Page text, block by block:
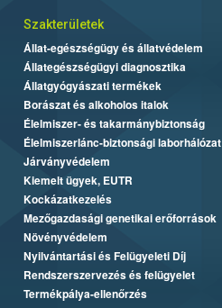
Szakterületek
Állat-egészségügy és állatvédelem
Állategészségügyi diagnosztika
Állatgyógyászati termékek
Borászat és alkoholos italok
Élelmiszer- és takarmánybiztonság
Élelmiszerlánc-biztonsági laborhálózat
Járványvédelem
Kiemelt ügyek, EUTR
Kockázatkezelés
Mezőgazdasági genetikai erőforrások
Növényvédelem
Nyilvántartási és Felügyeleti Díj
Rendszerszervezés és felügyelet
Termékpálya-ellenőrzés